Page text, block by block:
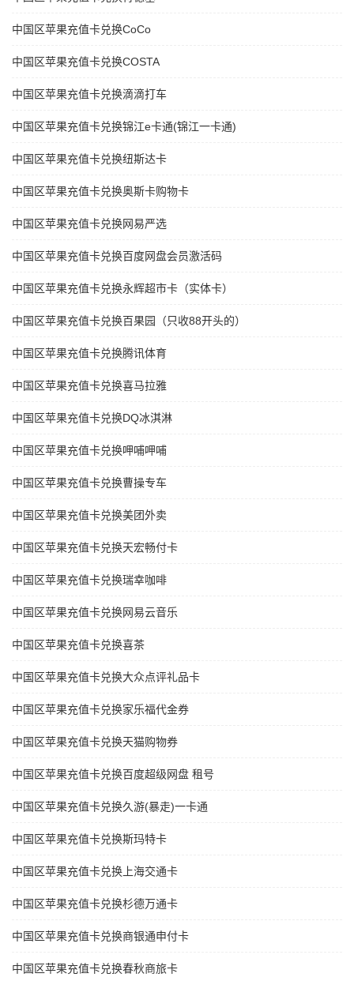
中国区苹果充值卡兑换CoCo
中国区苹果充值卡兑换COSTA
中国区苹果充值卡兑换滴滴打车
中国区苹果充值卡兑换锦江e卡通(锦江一卡通)
中国区苹果充值卡兑换纽斯达卡
中国区苹果充值卡兑换奥斯卡购物卡
中国区苹果充值卡兑换网易严选
中国区苹果充值卡兑换百度网盘会员激活码
中国区苹果充值卡兑换永辉超市卡（实体卡）
中国区苹果充值卡兑换百果园（只收88开头的）
中国区苹果充值卡兑换腾讯体育
中国区苹果充值卡兑换喜马拉雅
中国区苹果充值卡兑换DQ冰淇淋
中国区苹果充值卡兑换呷哺呷哺
中国区苹果充值卡兑换曹操专车
中国区苹果充值卡兑换美团外卖
中国区苹果充值卡兑换天宏畅付卡
中国区苹果充值卡兑换瑞幸咖啡
中国区苹果充值卡兑换网易云音乐
中国区苹果充值卡兑换喜茶
中国区苹果充值卡兑换大众点评礼品卡
中国区苹果充值卡兑换家乐福代金券
中国区苹果充值卡兑换天猫购物券
中国区苹果充值卡兑换百度超级网盘 租号
中国区苹果充值卡兑换久游(暴走)一卡通
中国区苹果充值卡兑换斯玛特卡
中国区苹果充值卡兑换上海交通卡
中国区苹果充值卡兑换杉德万通卡
中国区苹果充值卡兑换商银通申付卡
中国区苹果充值卡兑换春秋商旅卡